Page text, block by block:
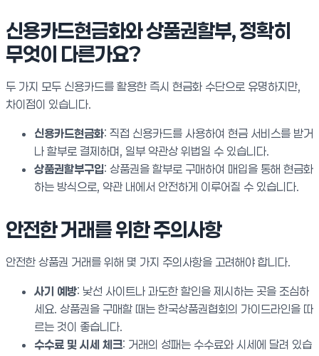
신용카드현금화와 상품권할부, 정확히
무엇이 다른가요?
두 가지 모두 신용카드를 활용한 즉시 현금화 수단으로 유명하지만,
차이점이 있습니다.
신용카드현금화: 직접 신용카드를 사용하여 현금 서비스를 받거
나 할부로 결제하며, 일부 약관상 위법일 수 있습니다.
상품권할부구입: 상품권을 할부로 구매하여 매입을 통해 현금화
하는 방식으로, 약관 내에서 안전하게 이루어질 수 있습니다.
안전한 거래를 위한 주의사항
안전한 상품권 거래를 위해 몇 가지 주의사항을 고려해야 합니다.
사기 예방: 낯선 사이트나 과도한 할인을 제시하는 곳을 조심하
세요. 상품권을 구매할 때는 한국상품권협회의 가이드라인을 따
르는 것이 좋습니다.
수수료 및 시세 체크: 거래의 성패는 수수료와 시세에 달려 있습